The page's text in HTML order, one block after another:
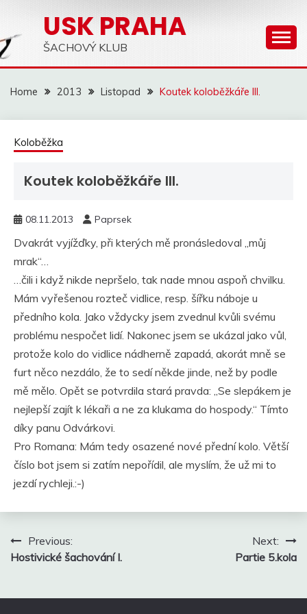
content
USK PRAHA
ŠACHOVÝ KLUB
Home 2013 Listopad Koutek koloběžkáře III.
Koloběžka
Koutek koloběžkáře III.
08.11.2013 Paprsek
Dvakrát vyjížďky, při kterých mě pronásledoval „můj
mrak“…
…čili i když nikde nepršelo, tak nade mnou aspoň chvilku.
Mám vyřešenou rozteč vidlice, resp. šířku náboje u
předního kola. Jako vždycky jsem zvednul kvůli svému
problému nespočet lidí. Nakonec jsem se ukázal jako vůl,
protože kolo do vidlice nádherně zapadá, akorát mně se
furt něco nezdálo, že to sedí někde jinde, než by podle
mě mělo. Opět se potvrdila stará pravda: „Se slepákem je
nejlepší zajít k lékaři a ne za klukama do hospody.“ Tímto
díky panu Odvárkovi.
Pro Romana: Mám tedy osazené nové přední kolo. Větší
číslo bot jsem si zatím nepořídil, ale myslím, že už mi to
jezdí rychleji.:-)
Navigace
příspěvek
Previous:
Hostivické šachování I.
Next:
Partie 5.kola